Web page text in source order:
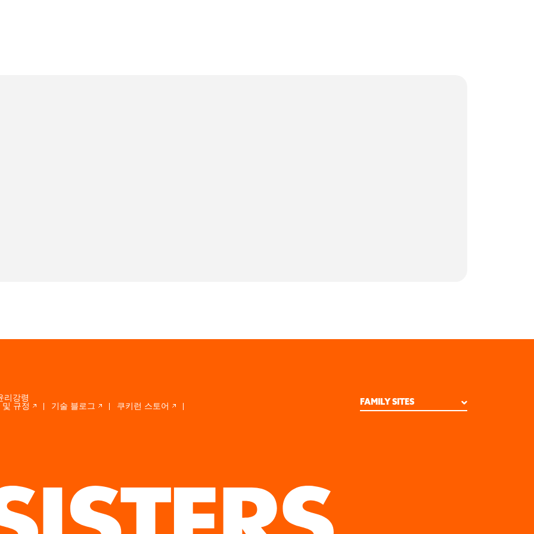
리강령
규정 기술 블로그 쿠키런 스토어
FAMILY SITES